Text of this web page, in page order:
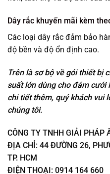
Dây rắc khuyến mãi kèm
Các loại dây rắc đảm bảo
độ bền và độ ổn định cao.
Trên là sơ bộ về gói thiết bị
suất lớn dùng cho đám
chi tiết thêm, quý khách vui
chúng tôi.
CÔNG TY TNHH GIẢI PHÁP
ĐỊA CHỈ: 44 ĐƯỜNG 26,
TP. HCM
ĐIỆN THOẠI: 0914 164 660